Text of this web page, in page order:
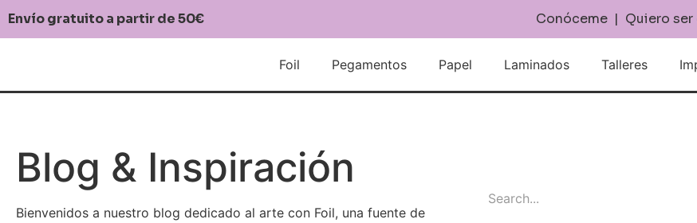
Envío gratuito a partir de 50€ Conóceme | Quiero
Foil Pegamentos Papel Laminados Talleres
Blog & Inspiración
Bienvenidos a nuestro blog dedicado al arte con Foil, una fuente de